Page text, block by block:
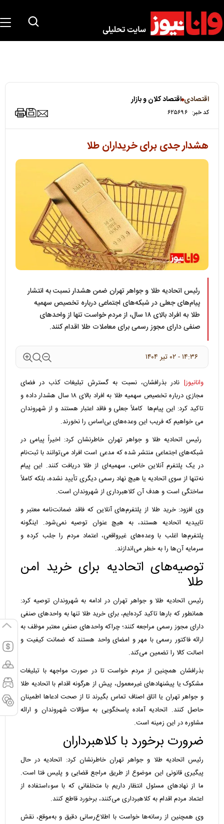
اقتصادی اقتصاد کلان و بازار
کد خبر: ۶۲۵۶۹۶
هشدار جدی برای خریداران طلا
رئیس اتحادیه طلا و جواهر تهران ضمن هشدار نسبت به انتشار
پیام‌های جعلی در شبکه‌های اجتماعی درباره تخصیص سهمیه
طلا به افراد بالای ۱۸ سال، از مردم خواست تنها از واحدهای
صنفی دارای مجوز رسمی برای معاملات طلا اقدام کنند.
۱۴:۳۶ - ۰۲ تير ۱۴۰۴
وانانیوز| نادر بذرافشان، نسبت به گسترش تبلیغات کذب در فضای
مجازی درباره تخصیص سهمیه طلا به افراد بالای ۱۸ سال هشدار داده و
تاکید کرد: این پیام‌ها کاملاً جعلی و فاقد اعتبار هستند و از شهروندان
می خواهیم که فریب این وعده‌های بی‌اساس را نخورند.
رئیس اتحادیه طلا و جواهر تهران خاطرنشان کرد: اخیراً پیامی در
شبکه‌های اجتماعی منتشر شده که مدعی است افراد می‌توانند با ثبت‌نام
در یک پلتفرم آنلاین خاص، سهمیه‌ای از طلا دریافت کنند. این پیام
نه‌تنها از سوی اتحادیه یا هیچ نهاد رسمی دیگری تأیید نشده، بلکه کاملاً
ساختگی است و هدف آن کلاهبرداری از شهروندان است.
وی افزود: خرید طلا از پلتفرم‌های آنلاین که فاقد ضمانت‌نامه معتبر و
تاییدیه اتحادیه هستند، به هیچ عنوان توصیه نمی‌شود. اینگونه
پلتفرم‌ها اغلب با وعده‌های غیرواقعی، اعتماد مردم را جلب کرده و
سرمایه آن‌ها را به خطر می‌اندازند.
توصیه‌های اتحادیه برای خرید امن
طلا
رئیس اتحادیه طلا و جواهر تهران در ادامه به شهروندان توصیه کرد:
همانطور که بارها تاکید کرده‌ایم، برای خرید طلا تنها به واحدهای صنفی
دارای مجوز رسمی مراجعه کنند؛ چراکه واحدهای صنفی معتبر موظف به
ارائه فاکتور رسمی با مهر و امضای واحد هستند که ضمانت کیفیت و
اصالت کالا را تضمین می‌کند.
بذرافشان همچنین از مردم خواست تا در صورت مواجهه با تبلیغات
مشکوک یا پیشنهادهای غیرمعمول، پیش از هرگونه اقدام با اتحادیه طلا
و جواهر تهران یا اتاق اصناف تماس بگیرند تا از صحت ادعاها اطمینان
حاصل کنند. اتحادیه آماده پاسخگویی به سؤالات شهروندان و ارائه
مشاوره در این زمینه است.
ضرورت برخورد با کلاهبرداران
رئیس اتحادیه طلا و جواهر تهران خاطرنشان کرد: اتحادیه در حال
پیگیری قانونی این موضوع از طریق مراجع قضایی و پلیس فتا است.
ما از نهادهای مسئول انتظار داریم با متخلفانی که با سوءاستفاده از
اعتماد مردم اقدام به کلاهبرداری می‌کنند، برخورد قاطع کنند.
وی همچنین از رسانه‌ها خواست با اطلاع‌رسانی دقیق و به‌موقع، نقش